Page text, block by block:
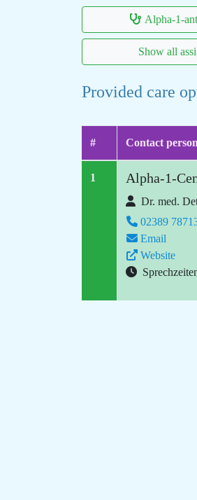
Alpha-1-
Show all
Provided care
# Contact person
1 Alpha-1-
Dr. med.
02389
Email
Website